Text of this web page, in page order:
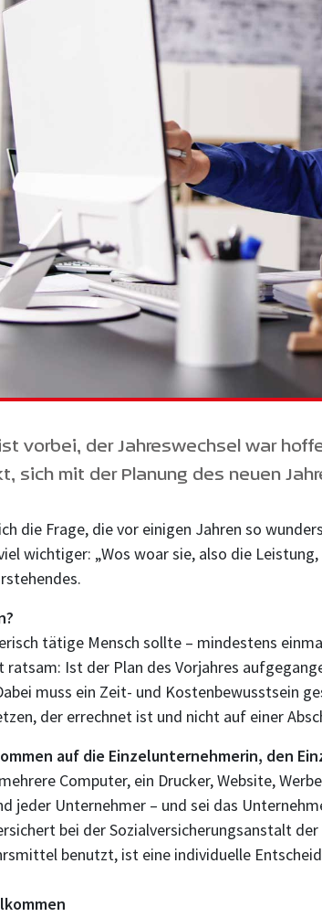
vorbei, der Jahreswechsel war
sich mit der Planung des neuen
die Frage, die vor einigen Jahren so
wichtiger: „Wos woar sie, also die
tätige Mensch sollte – mindestens
ratsam: Ist der Plan des Vorjahres
muss ein Zeit- und Kostenbewusstsein
der errechnet ist und nicht auf einer
auf die Einzelunternehmerin, den
Computer, ein Drucker, Website,
jeder Unternehmer – und sei das
bei der Sozialversicherungsanstalt
benutzt, ist eine individuelle